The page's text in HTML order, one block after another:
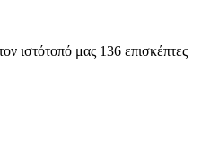
ιστότοπό μας 136 επισκέπτες